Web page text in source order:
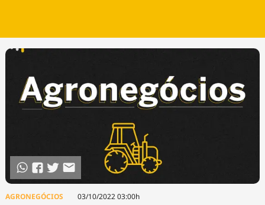
AGRONEGÓCIOS 03/10/2022 03:00h